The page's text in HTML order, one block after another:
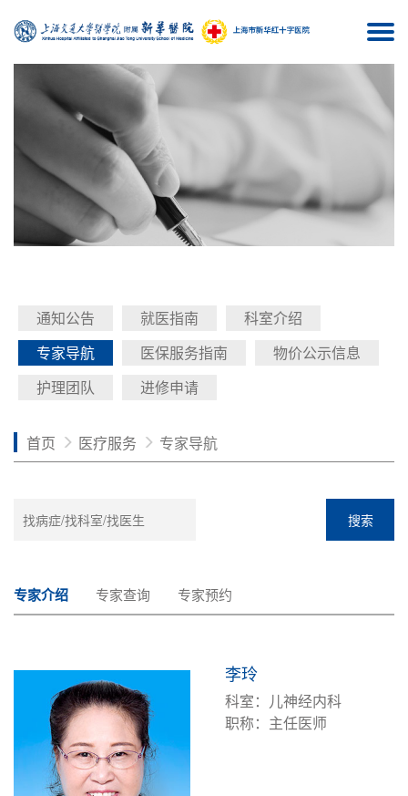
通知公告 就医指南
科室介绍
专家导航
医保服务指南
物价公示信息
护理团队
进修申请
首页 医疗服务 专家导航
搜索
专家介绍 专家查询 专家预约
李玲
科室：儿神经内科
职称：主任医师